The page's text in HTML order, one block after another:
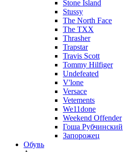
Stone Island
Stussy
The North Face
The TXX
Thrasher
Trapstar
Travis Scott
Tommy Hilfiger
Undefeated
V'lone
Versace
Vetements
We11done
Weekend Offender
Гоша Рубчинский
Запорожец
Обувь